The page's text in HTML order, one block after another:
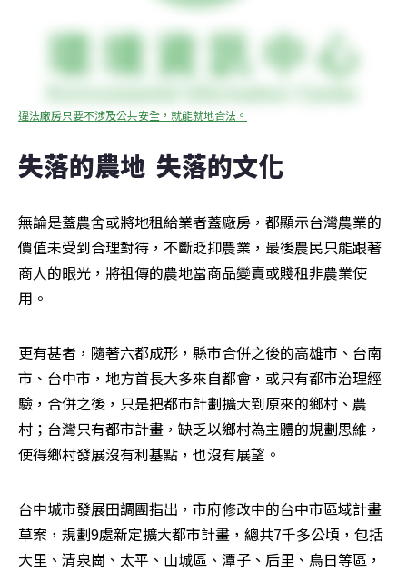
違法廠房只要不涉及公共安全，就能就地合法。
失落的農地  失落的文化
無論是蓋農舍或將地租給業者蓋廠房，都顯示台灣農業的
價值未受到合理對待，不斷貶抑農業，最後農民只能跟著
商人的眼光，將祖傳的農地當商品變賣或賤租非農業使
用。
更有甚者，隨著六都成形，縣市合併之後的高雄市、台南
市、台中市，地方首長大多來自都會，或只有都市治理經
驗，合併之後，只是把都市計劃擴大到原來的鄉村、農
村；台灣只有都市計畫，缺乏以鄉村為主體的規劃思維，
使得鄉村發展沒有利基點，也沒有展望。
台中城市發展田調團指出，市府修改中的台中市區域計畫
草案，規劃9處新定擴大都市計畫，總共7千多公頃，包括
大里、清泉崗、太平、山城區、潭子、后里、烏日等區，